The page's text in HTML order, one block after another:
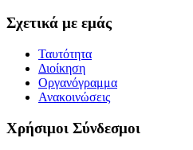
Σχετικά με εμάς
Ταυτότητα
Διοίκηση
Οργανόγραμμα
Ανακοινώσεις
Χρήσιμοι Σύνδεσμοι